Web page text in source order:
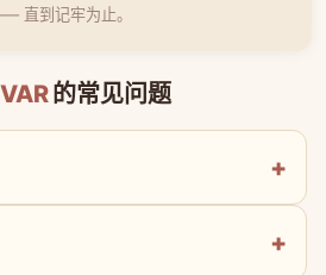
直到记牢为止。
VAR的常见问题